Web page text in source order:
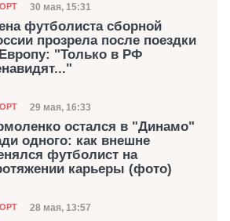
Дата публикации
30 мая, 15:31
футболиста сборной
прозрела после поездки
"Только в РФ
Дата публикации
29 мая, 16:33
остался в "Динамо"
одного: как внешне
футболист на
карьеры (фото)
Дата публикации
28 мая, 13:57